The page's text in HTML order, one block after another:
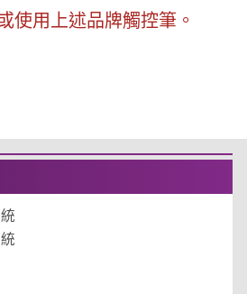
使用上述品牌觸控筆。